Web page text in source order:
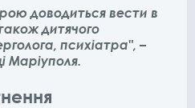
доводиться вести в
дитячого
психіатра", –
Маріуполя.